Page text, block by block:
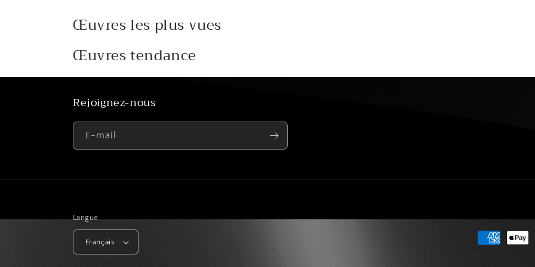
Œuvres les plus vues
Œuvres tendance
Rejoignez-nous
E-mail
Langue
Français
Moyens